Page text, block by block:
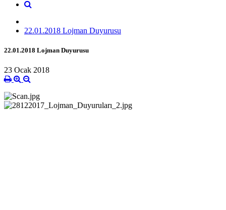
22.01.2018 Lojman Duyurusu
22.01.2018 Lojman Duyurusu
23 Ocak 2018